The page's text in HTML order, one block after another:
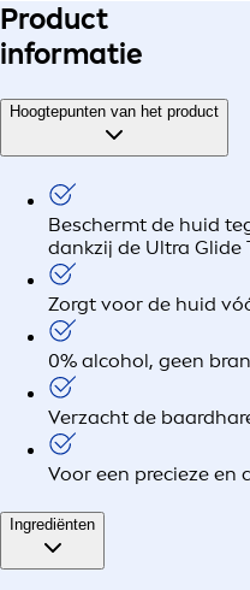
Product
informatie
Hoogtepunten van het product
Beschermt de huid
dankzij de Ultra Glide
Zorgt voor de huid
0% alcohol, geen
Verzacht de
Voor een precieze
Ingrediënten